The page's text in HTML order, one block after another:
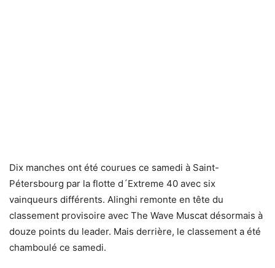
Dix manches ont été courues ce samedi à Saint-
Pétersbourg par la flotte d´Extreme 40 avec six
vainqueurs différents. Alinghi remonte en tête du
classement provisoire avec The Wave Muscat désormais à
douze points du leader. Mais derrière, le classement a été
chamboulé ce samedi.